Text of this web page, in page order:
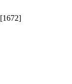
[1672]